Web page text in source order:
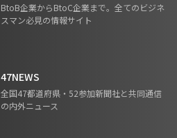
BtoB企業からBtoC企業まで。全てのビジネ
スマン必見の情報サイト
47NEWS
全国47都道府県・52参加新聞社と共同通信
の内外ニュース